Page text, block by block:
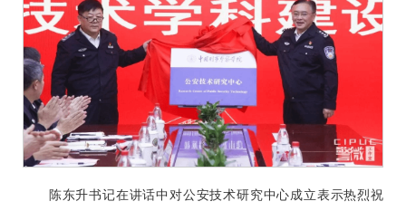
陈东升书记在讲话中对公安技术研究中心成立表示热烈祝